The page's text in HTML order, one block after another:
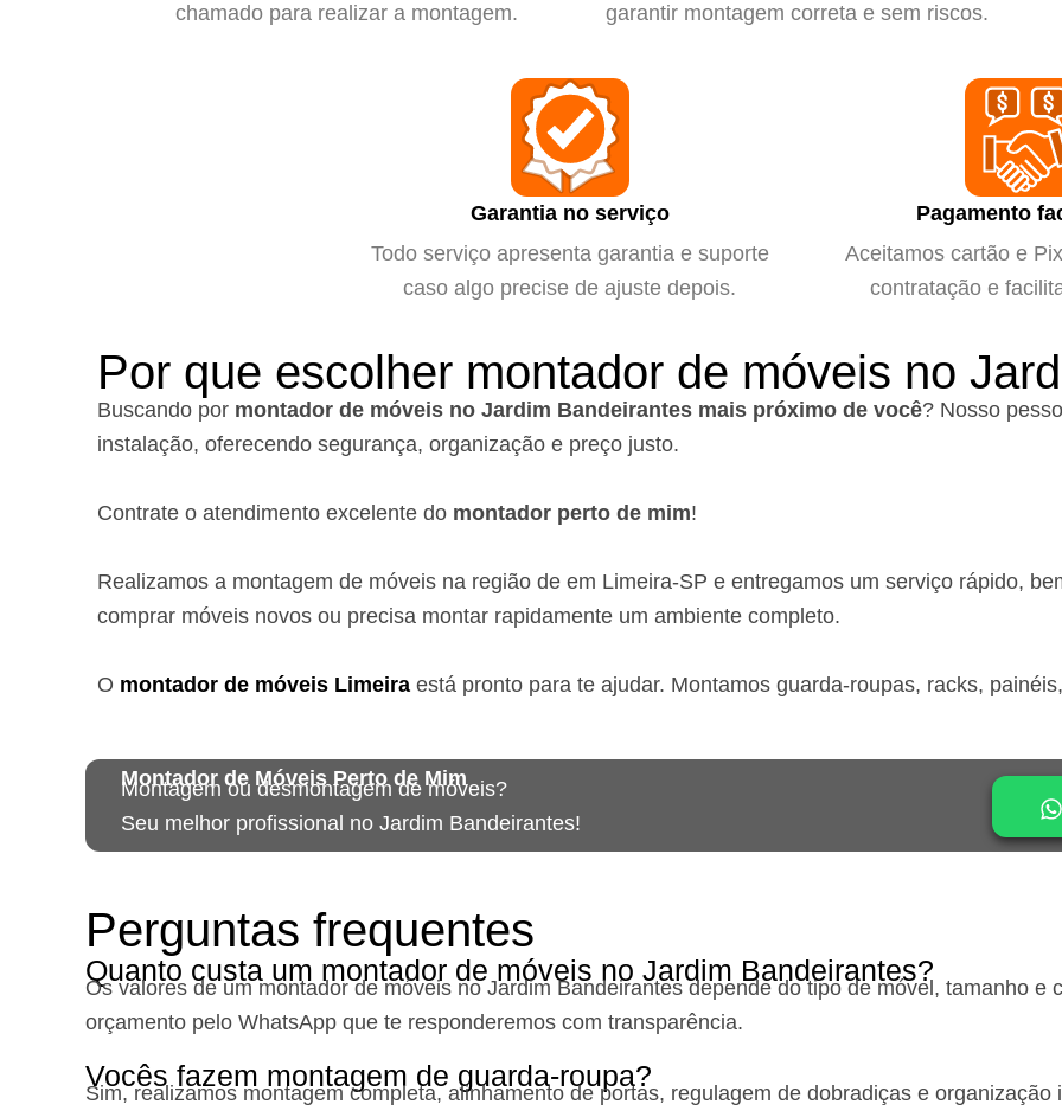
chamado para realizar a montagem.
garantir montagem correta e sem riscos.
Garantia no serviço
Todo serviço apresenta garantia e suporte
caso algo precise de ajuste depois.
Pagamento
Aceitamos cartão e
contratação e
Por que escolher montador de móveis no
Buscando por montador de móveis no Jardim Bandeirantes mais próximo de você? Nosso
instalação, oferecendo segurança, organização e preço justo.
Contrate o atendimento excelente do montador perto de mim!
Realizamos a montagem de móveis na região de em Limeira-SP e entregamos um serviço rápido,
comprar móveis novos ou precisa montar rapidamente um ambiente completo.
O montador de móveis Limeira está pronto para te ajudar. Montamos guarda-roupas, racks,
Montador de Móveis Perto de Mim
Montagem ou desmontagem de móveis?
Seu melhor profissional no Jardim Bandeirantes!
Perguntas frequentes
Quanto custa um montador de móveis no Jardim Bandeirantes?
Os valores de um montador de móveis no Jardim Bandeirantes depende do tipo de móvel, tamanho e
orçamento pelo WhatsApp que te responderemos com transparência.
Vocês fazem montagem de guarda-roupa?
Sim, realizamos montagem completa, alinhamento de portas, regulagem de dobradiças e